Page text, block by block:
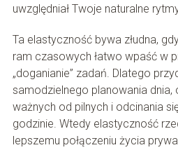
uwzględniał Twoje naturalne
Ta elastyczność bywa złudna,
ram czasowych łatwo wpaść w
„doganianie” zadań. Dlatego
samodzielnego planowania dnia,
ważnych od pilnych i odcinania
godzinie. Wtedy elastyczność
lepszemu połączeniu życia